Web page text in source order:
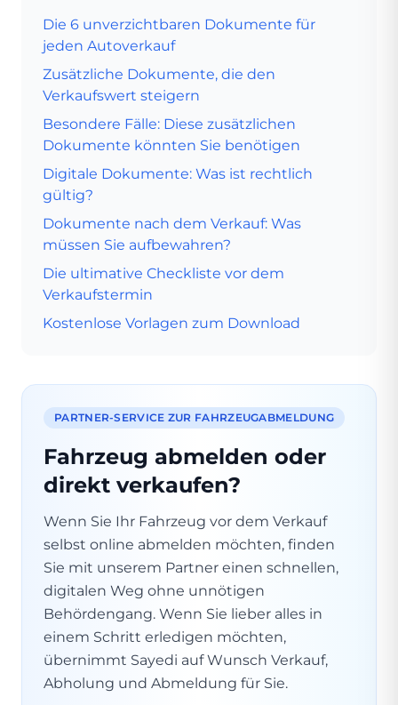
Die 6 unverzichtbaren Dokumente für
jeden Autoverkauf
Zusätzliche Dokumente, die den
Verkaufswert steigern
Besondere Fälle: Diese zusätzlichen
Dokumente könnten Sie benötigen
Digitale Dokumente: Was ist rechtlich
gültig?
Dokumente nach dem Verkauf: Was
müssen Sie aufbewahren?
Die ultimative Checkliste vor dem
Verkaufstermin
Kostenlose Vorlagen zum Download
PARTNER-SERVICE ZUR FAHRZEUGABMELDUNG
Fahrzeug abmelden oder
direkt verkaufen?
Wenn Sie Ihr Fahrzeug vor dem Verkauf
selbst online abmelden möchten, finden
Sie mit unserem Partner einen schnellen,
digitalen Weg ohne unnötigen
Behördengang. Wenn Sie lieber alles in
einem Schritt erledigen möchten,
übernimmt Sayedi auf Wunsch Verkauf,
Abholung und Abmeldung für Sie.